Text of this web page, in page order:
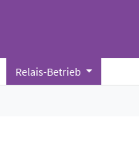
Relais-Betrieb